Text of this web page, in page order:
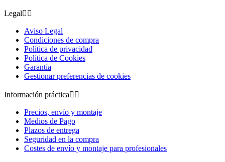
Legal 
Aviso Legal
Condiciones de compra
Política de privacidad
Política de Cookies
Garantía
Gestionar preferencias de cookies
Información práctica 
Precios, envío y montaje
Medios de Pago
Plazos de entrega
Seguridad en la compra
Costes de envío y montaje para profesionales